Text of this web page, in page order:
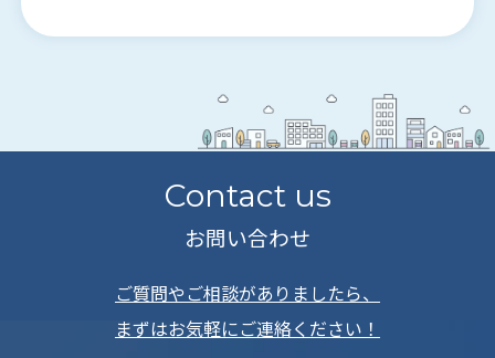
Contact us
お問い合わせ
ご質問やご相談がありましたら、
まずはお気軽にご連絡ください！